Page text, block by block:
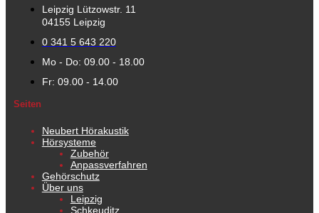
Leipzig Lützowstr. 11
04155 Leipzig
0 341 5 643 220
Mo - Do: 09.00 - 18.00
Fr: 09.00 - 14.00
Seiten
Neubert Hörakustik
Hörsysteme
Zubehör
Anpassverfahren
Gehörschutz
Über uns
Leipzig
Schkeuditz